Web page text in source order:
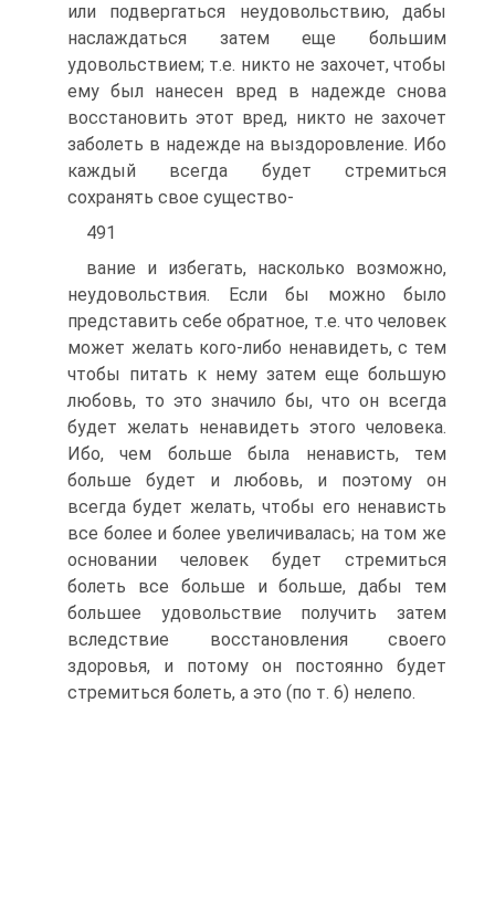
или подвергаться неудовольствию, дабы
наслаждаться затем еще большим
удовольствием; т.е. никто не захочет, чтобы
ему был нанесен вред в надежде снова
восстановить этот вред, никто не захочет
заболеть в надежде на выздоровление. Ибо
каждый всегда будет стремиться
сохранять свое существо-
491
вание и избегать, насколько возможно,
неудовольствия. Если бы можно было
представить себе обратное, т.е. что человек
может желать кого-либо ненавидеть, с тем
чтобы питать к нему затем еще большую
любовь, то это значило бы, что он всегда
будет желать ненавидеть этого человека.
Ибо, чем больше была ненависть, тем
больше будет и любовь, и поэтому он
всегда будет желать, чтобы его ненависть
все более и более увеличивалась; на том же
основании человек будет стремиться
болеть все больше и больше, дабы тем
большее удовольствие получить затем
вследствие восстановления своего
здоровья, и потому он постоянно будет
стремиться болеть, а это (по т. 6) нелепо.